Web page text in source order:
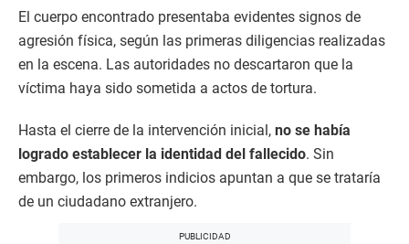
El cuerpo encontrado presentaba evidentes signos de
agresión física, según las primeras diligencias realizadas
en la escena. Las autoridades no descartaron que la
víctima haya sido sometida a actos de tortura.
Hasta el cierre de la intervención inicial, no se había
logrado establecer la identidad del fallecido. Sin
embargo, los primeros indicios apuntan a que se trataría
de un ciudadano extranjero.